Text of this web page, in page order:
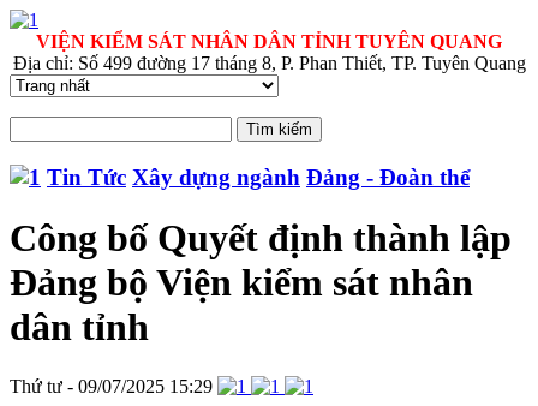
VIỆN KIỂM SÁT NHÂN DÂN TỈNH TUYÊN QUANG
Địa chỉ: Số 499 đường 17 tháng 8, P. Phan Thiết, TP. Tuyên Quang
Tin Tức Xây dựng ngành Đảng - Đoàn thể
Công bố Quyết định thành lập
Đảng bộ Viện kiểm sát nhân
dân tỉnh
Thứ tư - 09/07/2025 15:29